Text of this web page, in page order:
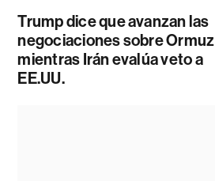
Trump dice que avanzan las
negociaciones sobre Ormuz
mientras Irán evalúa veto a
EE.UU.